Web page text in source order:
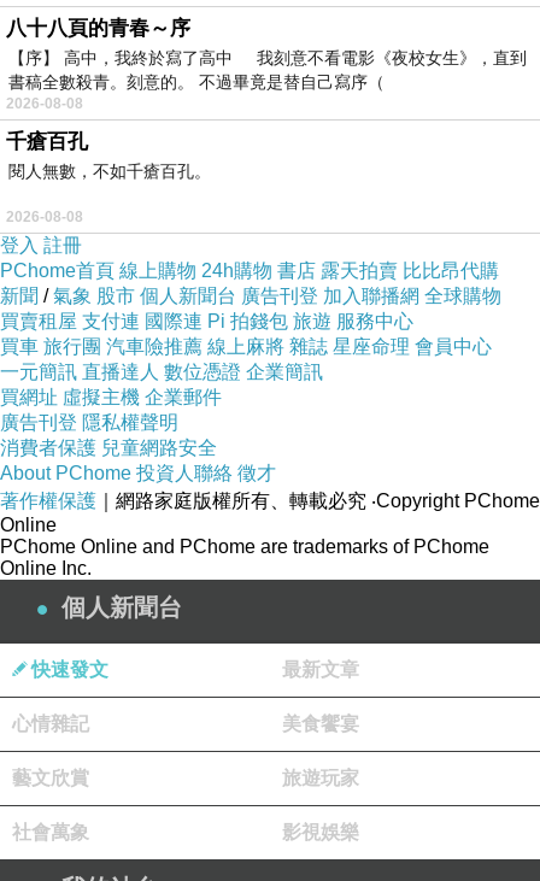
到自己!
喵噢!丟球! 去!給我咬回來 ! (不管你是想怎操作!就是要能與他相應連結
合一)
我給你摸來了!只希望你身體好~開心如花~
<< 網路靜坐參考問答 >>
沒有師父指導，可不可以自己修學靜坐？會不會走火入
魔，其實沒有什麼火，也沒有什麼魔。只是靜坐的理論、
靜坐的方法搞不清楚，再加上下意識裡有些神秘觀念，以
發精神、思想不純淨，自己造成幻境，這便叫走火入魔。
像宋明理學家們大都講究靜坐，從來沒有走火入魔過。因
為他們靜坐的要旨重在養心，講究的是思想純淨，所以沒
八十八頁的青春～序
【序】 高中，我終於寫了高中 我刻意不看電影《夜校女生》，直到
書稿全數殺青。刻意的。 不過畢竟是替自己寫序（
2026-08-08
千瘡百孔
閱人無數，不如千瘡百孔。
2026-08-08
登入 註冊
PChome首頁 線上購物 24h購物 書店 露天拍賣 比比昂代購
新聞 /氣象 股市 個人新聞台 廣告刊登 加入聯播網 全球購物
買賣租屋 支付連 國際連 Pi 拍錢包 旅遊 服務中心
買車 旅行團 汽車險推薦 線上麻將 雜誌 星座命理 會員中心
一元簡訊 直播達人 數位憑證 企業簡訊
買網址 虛擬主機 企業郵件
廣告刊登 隱私權聲明
消費者保護 兒童網路安全
About PChome 投資人聯絡 徵才
著作權保護 ｜網路家庭版權所有、轉載必究 ‧Copyright PChome
Online
PChome Online and PChome are trademarks of PChome
Online Inc.
個人新聞台
快速發文 最新文章
心情雜記 美食饗宴
藝文欣賞 旅遊玩家
社會萬象 影視娛樂